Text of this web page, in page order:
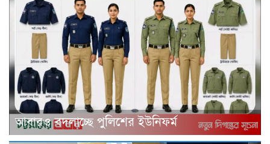
আবারও বদলাচ্ছে পুলিশের ইউনিফর্ম